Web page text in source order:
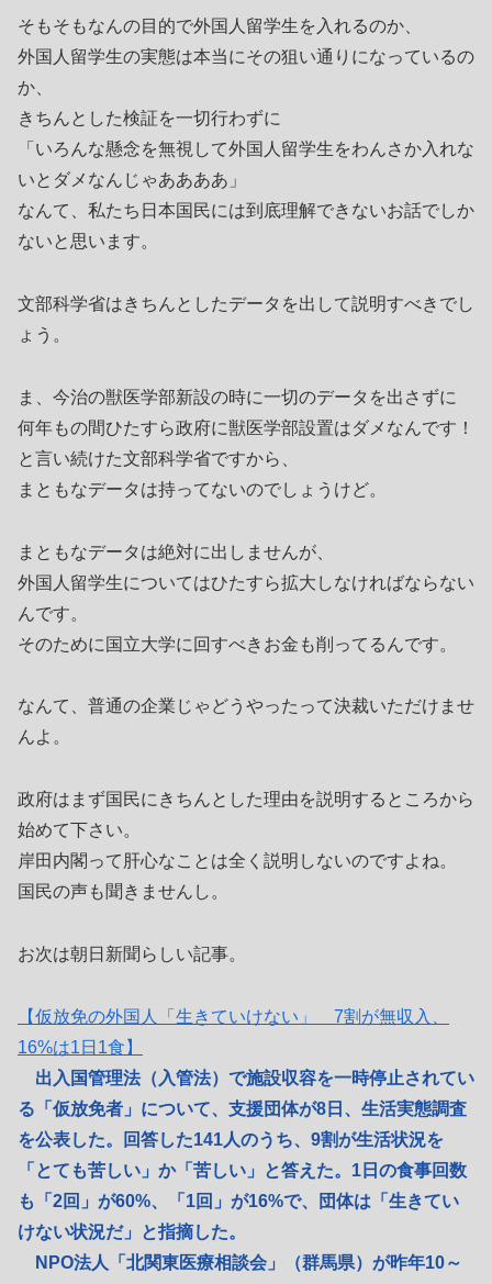
そもそもなんの目的で外国人留学生を入れるのか、
外国人留学生の実態は本当にその狙い通りになっているの
か、
きちんとした検証を一切行わずに
「いろんな懸念を無視して外国人留学生をわんさか入れな
いとダメなんじゃああああ」
なんて、私たち日本国民には到底理解できないお話でしか
ないと思います。
文部科学省はきちんとしたデータを出して説明すべきでし
ょう。
ま、今治の獣医学部新設の時に一切のデータを出さずに
何年もの間ひたすら政府に獣医学部設置はダメなんです！
と言い続けた文部科学省ですから、
まともなデータは持ってないのでしょうけど。
まともなデータは絶対に出しませんが、
外国人留学生についてはひたすら拡大しなければならない
んです。
そのために国立大学に回すべきお金も削ってるんです。
なんて、普通の企業じゃどうやったって決裁いただけませ
んよ。
政府はまず国民にきちんとした理由を説明するところから
始めて下さい。
岸田内閣って肝心なことは全く説明しないのですよね。
国民の声も聞きませんし。
お次は朝日新聞らしい記事。
【仮放免の外国人「生きていけない」 7割が無収入、
16%は1日1食】
出入国管理法（入管法）で施設収容を一時停止されてい
る「仮放免者」について、支援団体が8日、生活実態調査
を公表した。回答した141人のうち、9割が生活状況を
「とても苦しい」か「苦しい」と答えた。1日の食事回数
も「2回」が60%、「1回」が16%で、団体は「生きてい
けない状況だ」と指摘した。
NPO法人「北関東医療相談会」（群馬県）が昨年10～